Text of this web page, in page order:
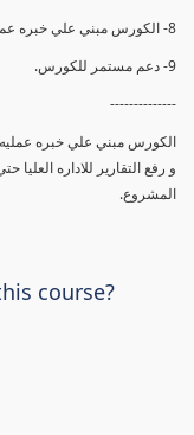
8- الكورس مبني علي خبره عمليه .
9- دعم مستمر للكورس.
--------------
الكورس مبني علي خبره عمليه
و رفع التقارير للاداره
المشروع.
course?